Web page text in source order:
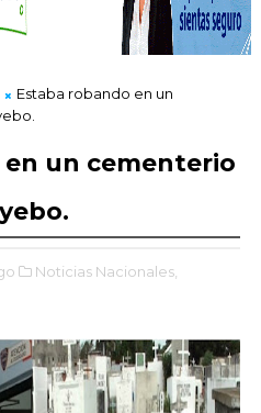
Estaba robando en un
un cementerio
Noticias Nacionales,